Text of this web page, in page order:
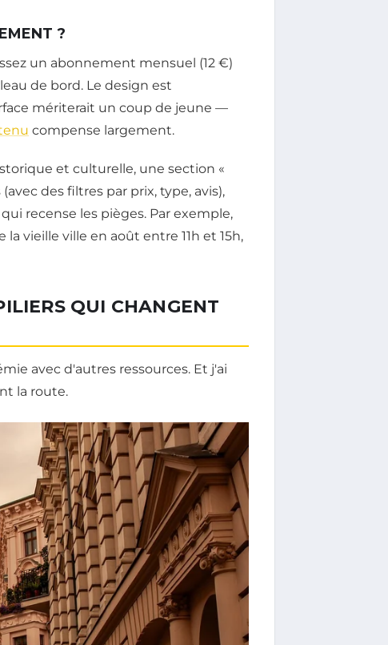
?
un abonnement mensuel (12 €)
de bord. Le design est
mériterait un coup de jeune —
compense largement.
et culturelle, une section «
des filtres par prix, type, avis),
recense les pièges. Par exemple,
vieille ville en août entre 11h et 15h,
QUI CHANGENT
avec d'autres ressources. Et j'ai
la route.